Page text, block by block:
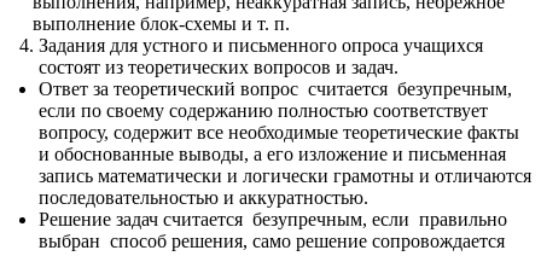
выполнение блок-схемы и т. п.
Задания для устного и письменного опроса учащихся
состоят из теоретических вопросов и задач.
Ответ за теоретический вопрос считается безупречным,
если по своему содержанию полностью соответствует
вопросу, содержит все необходимые теоретические факты
и обоснованные выводы, а его изложение и письменная
запись математически и логически грамотны и отличаются
последовательностью и аккуратностью.
Решение задач считается безупречным, если правильно
выбран способ решения, само решение сопровождается